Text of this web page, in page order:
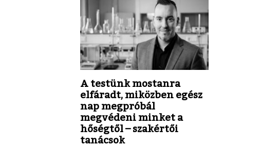
A testünk mostanra
elfáradt, miközben egész
nap megpróbál
megvédeni minket a
hőségtől – szakértői
tanácsok